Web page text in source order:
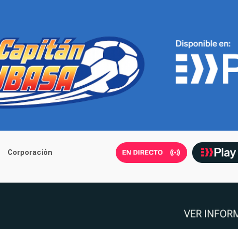
Corporación